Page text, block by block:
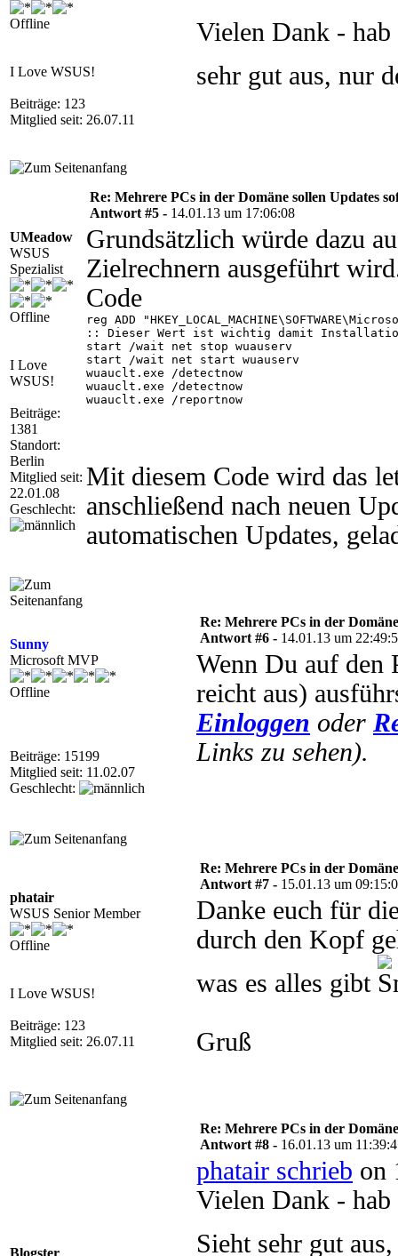
Offline
I Love WSUS!
Beiträge: 123
Mitglied seit: 26.07.11
Vielen Dank - hab
sehr gut aus, nur
UMeadow
WSUS
Spezialist
Offline
I Love
WSUS!
Beiträge:
1381
Standort:
Berlin
Mitglied seit:
22.01.08
Geschlecht:
Re: Mehrere PCs in der Domäne sollen Updates
Antwort #5 - 14.01.13 um 17:06:08
Grundsätzlich würde dazu
Zielrechnern ausgeführt
Code
reg ADD
:: Dieser Wert ist wichtig damit
start /wait net stop wuauserv
start /wait net start wuauserv
wuauclt.exe /detectnow
wuauclt.exe /detectnow
wuauclt.exe /reportnow
Mit diesem Code wird das
anschließend nach neuen
automatischen Updates,
Sunny
Microsoft MVP
Offline
Beiträge: 15199
Mitglied seit: 11.02.07
Geschlecht:
Re: Mehrere PCs in der
Antwort #6 - 14.01.13 um
Wenn Du auf den
reicht aus)
Einloggen oder
Links zu sehen).
phatair
WSUS Senior Member
Offline
I Love WSUS!
Beiträge: 123
Mitglied seit: 26.07.11
Re: Mehrere PCs in der
Antwort #7 - 15.01.13 um
Danke euch für
durch den Kopf
was es alles gibt
Gruß
Blogster
Re: Mehrere PCs in der
Antwort #8 - 16.01.13 um
phatair schrieb on
Vielen Dank - hab
Sieht sehr gut